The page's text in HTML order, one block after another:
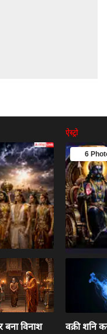
बना विनाश
ऐस्ट्रो
6
वक्री शनि